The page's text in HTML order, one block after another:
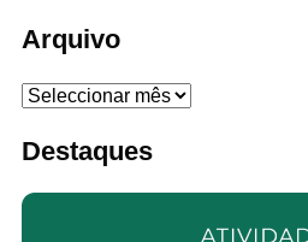
Arquivo
Arquivo
Destaques